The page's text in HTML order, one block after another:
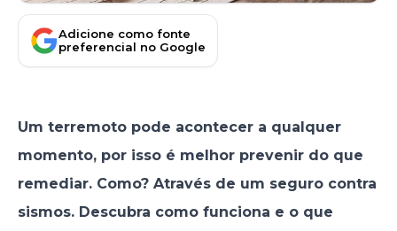
Adicione como fonte
preferencial no Google
Um terremoto pode acontecer a qualquer
momento, por isso é melhor prevenir do que
remediar. Como? Através de um seguro contra
sismos. Descubra como funciona e o que